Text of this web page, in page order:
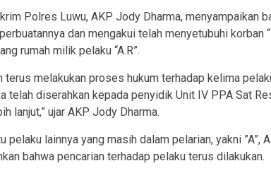
Polres Luwu, AKP Jody Dharma, menyampaikan
dan mengakui telah menyetubuhi korban
rumah milik pelaku “A.R”.
terus melakukan proses hukum terhadap kelima
telah diserahkan kepada penyidik Unit IV PPA Sat
lanjut,” ujar AKP Jody Dharma.
pelaku lainnya yang masih dalam pelarian, yakni ”A”,
bahwa pencarian terhadap pelaku terus dilakukan.